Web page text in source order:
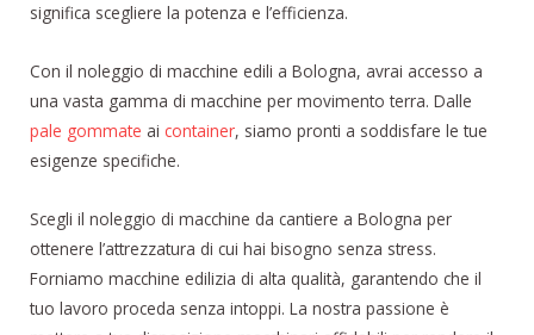
significa scegliere la potenza e l’efficienza.
Con il noleggio di macchine edili a Bologna, avrai accesso a
una vasta gamma di macchine per movimento terra. Dalle
pale gommate ai container, siamo pronti a soddisfare le tue
esigenze specifiche.
Scegli il noleggio di macchine da cantiere a Bologna per
ottenere l’attrezzatura di cui hai bisogno senza stress.
Forniamo macchine edilizia di alta qualità, garantendo che il
tuo lavoro proceda senza intoppi. La nostra passione è